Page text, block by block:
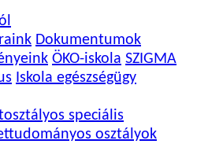
Dokumentumok
ÖKO-iskola SZIGMA
Iskola egészségügy
speciális
osztályok